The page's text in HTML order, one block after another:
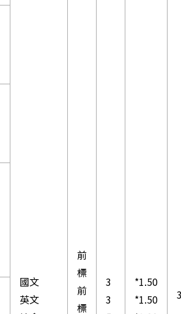
國文
英文
前
標
前
標
3
3
*1.50
*1.50